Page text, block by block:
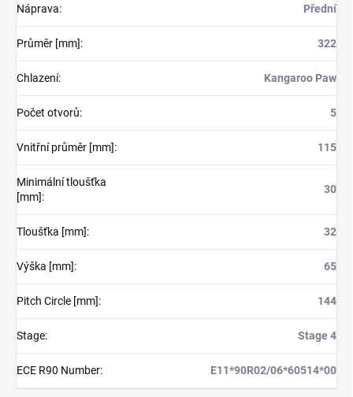
Náprava: Přední
Průměr [mm]: 322
Chlazení: Kangaroo Paw
Počet otvorů: 5
Vnitřní průměr [mm]: 115
Minimální tloušťka
[mm]:
30
Tloušťka [mm]: 32
Výška [mm]: 65
Pitch Circle [mm]: 144
Stage: Stage 4
ECE R90 Number: E11*90R02/06*60514*00